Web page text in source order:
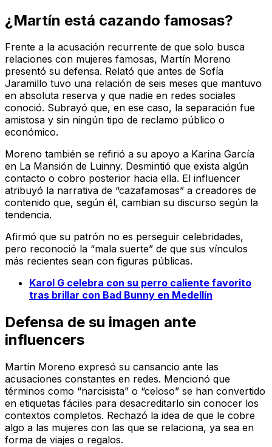
¿Martín está cazando famosas?
Frente a la acusación recurrente de que solo busca
relaciones con mujeres famosas, Martín Moreno
presentó su defensa. Relató que antes de Sofía
Jaramillo tuvo una relación de seis meses que mantuvo
en absoluta reserva y que nadie en redes sociales
conoció. Subrayó que, en ese caso, la separación fue
amistosa y sin ningún tipo de reclamo público o
económico.
Moreno también se refirió a su apoyo a Karina García
en La Mansión de Luinny. Desmintió que exista algún
contacto o cobro posterior hacia ella. El influencer
atribuyó la narrativa de “cazafamosas” a creadores de
contenido que, según él, cambian su discurso según la
tendencia.
Afirmó que su patrón no es perseguir celebridades,
pero reconoció la “mala suerte” de que sus vínculos
más recientes sean con figuras públicas.
Karol G celebra con su perro caliente favorito
tras brillar con Bad Bunny en Medellín
Defensa de su imagen ante
influencers
Martín Moreno expresó su cansancio ante las
acusaciones constantes en redes. Mencionó que
términos como “narcisista” o “celoso” se han convertido
en etiquetas fáciles para desacreditarlo sin conocer los
contextos completos. Rechazó la idea de que le cobre
algo a las mujeres con las que se relaciona, ya sea en
forma de viajes o regalos.